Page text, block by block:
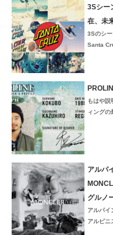
3Sシー
在、未
3Sのシ
Santa
もはや説
ィングの
アルパ
グルノ
アルパイ
アルピニ